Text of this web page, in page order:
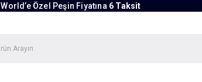
World’e Özel Peşin Fiyatına 6 Taksit